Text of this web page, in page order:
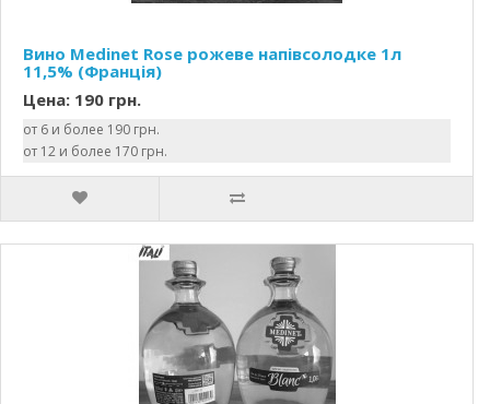
Вино Medinet Rose рожеве напівсолодке 1л
11,5% (Франція)
Цена: 190 грн.
от 6 и более 190 грн.
от 12 и более 170 грн.